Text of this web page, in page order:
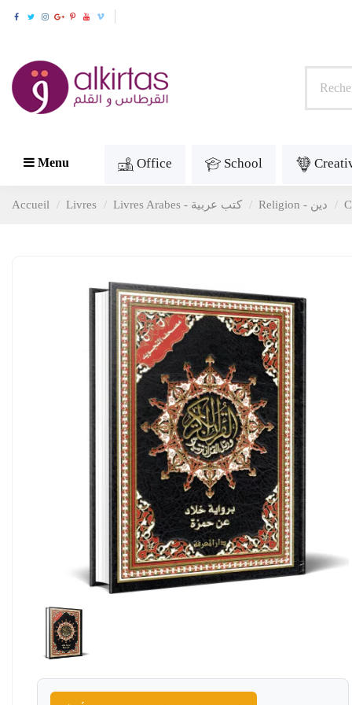
Menu Office School
Accueil Livres Livres Arabes - كتب عربية Religion - دين